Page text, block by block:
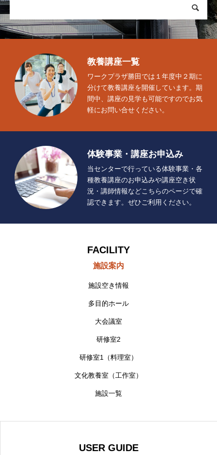
教養講座一覧
ワークプラザ勝田では１年度中２期に
分けて教養講座を開催しています。期
間中、講座の見学も可能ですのでお気
軽にお問い合せください。
体験事業・講座お申込み
当センターで行っている体験事業・各
種教養講座のお申込みや講座空き状
況・講師情報などこちらのページで確
認できます。ぜひご利用ください。
FACILITY
施設案内
施設空き情報
多目的ホール
大会議室
研修室2
研修室1（料理室）
文化教養室（工作室）
施設一覧
USER GUIDE